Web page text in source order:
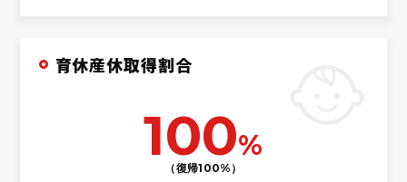
育休産休取得割合
100%
（復帰100%）